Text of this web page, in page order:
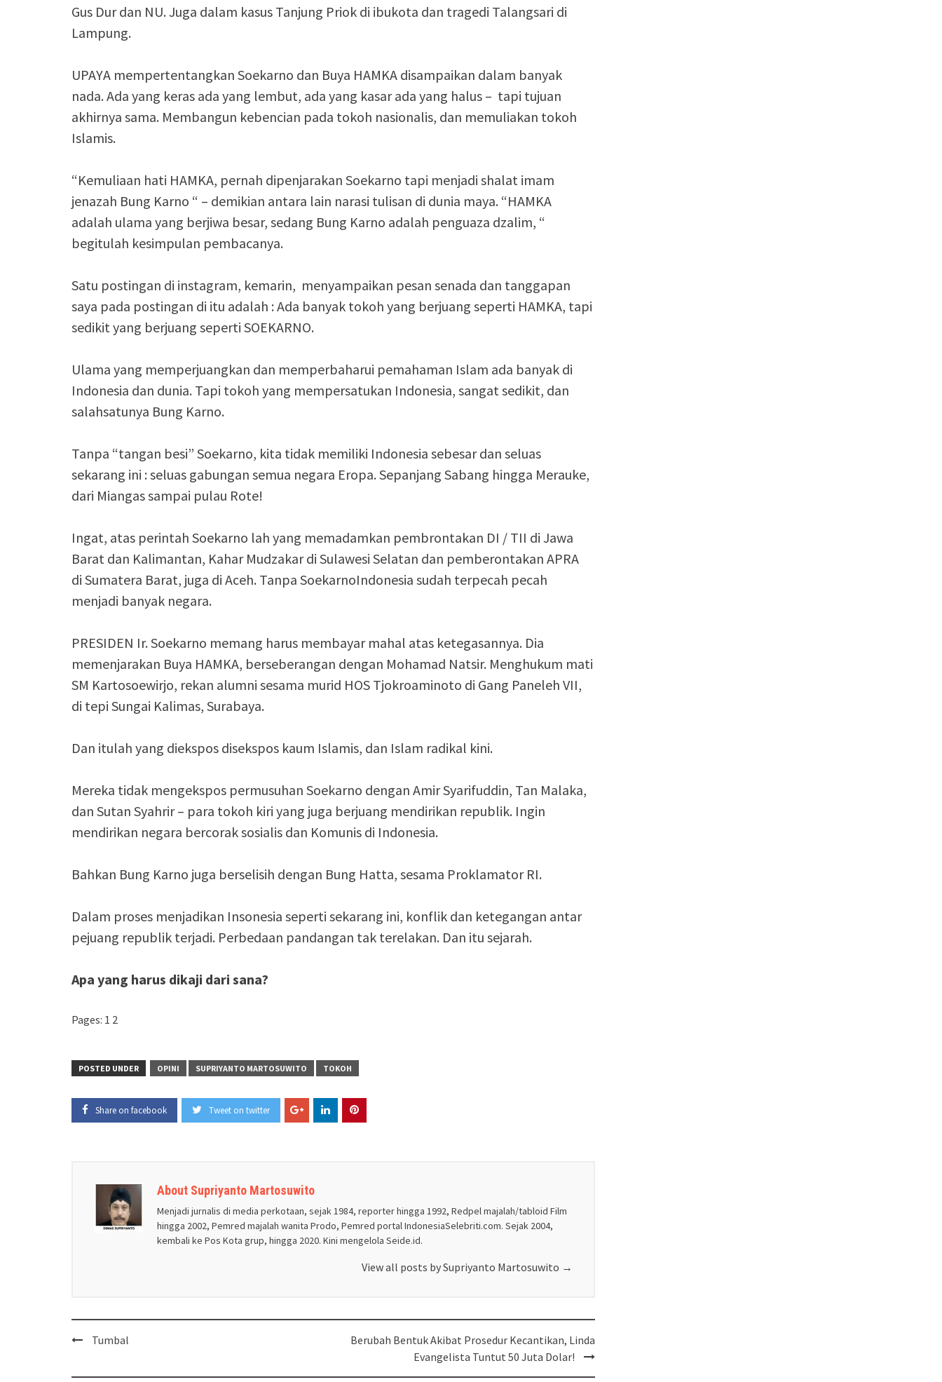
Gus Dur dan NU. Juga dalam kasus Tanjung Priok di ibukota dan tragedi Talangsari di
Lampung.
UPAYA mempertentangkan Soekarno dan Buya HAMKA disampaikan dalam banyak
nada. Ada yang keras ada yang lembut, ada yang kasar ada yang halus – tapi tujuan
akhirnya sama. Membangun kebencian pada tokoh nasionalis, dan memuliakan tokoh
Islamis.
“Kemuliaan hati HAMKA, pernah dipenjarakan Soekarno tapi menjadi shalat imam
jenazah Bung Karno “ – demikian antara lain narasi tulisan di dunia maya. “HAMKA
adalah ulama yang berjiwa besar, sedang Bung Karno adalah penguaza dzalim, “
begitulah kesimpulan pembacanya.
Satu postingan di instagram, kemarin, menyampaikan pesan senada dan tanggapan
saya pada postingan di itu adalah : Ada banyak tokoh yang berjuang seperti HAMKA, tapi
sedikit yang berjuang seperti SOEKARNO.
Ulama yang memperjuangkan dan memperbaharui pemahaman Islam ada banyak di
Indonesia dan dunia. Tapi tokoh yang mempersatukan Indonesia, sangat sedikit, dan
salahsatunya Bung Karno.
Tanpa “tangan besi” Soekarno, kita tidak memiliki Indonesia sebesar dan seluas
sekarang ini : seluas gabungan semua negara Eropa. Sepanjang Sabang hingga Merauke,
dari Miangas sampai pulau Rote!
Ingat, atas perintah Soekarno lah yang memadamkan pembrontakan DI / TII di Jawa
Barat dan Kalimantan, Kahar Mudzakar di Sulawesi Selatan dan pemberontakan APRA
di Sumatera Barat, juga di Aceh. Tanpa SoekarnoIndonesia sudah terpecah pecah
menjadi banyak negara.
PRESIDEN Ir. Soekarno memang harus membayar mahal atas ketegasannya. Dia
memenjarakan Buya HAMKA, berseberangan dengan Mohamad Natsir. Menghukum mati
SM Kartosoewirjo, rekan alumni sesama murid HOS Tjokroaminoto di Gang Paneleh VII,
di tepi Sungai Kalimas, Surabaya.
Dan itulah yang diekspos disekspos kaum Islamis, dan Islam radikal kini.
Mereka tidak mengekspos permusuhan Soekarno dengan Amir Syarifuddin, Tan Malaka,
dan Sutan Syahrir – para tokoh kiri yang juga berjuang mendirikan republik. Ingin
mendirikan negara bercorak sosialis dan Komunis di Indonesia.
Bahkan Bung Karno juga berselisih dengan Bung Hatta, sesama Proklamator RI.
Dalam proses menjadikan Insonesia seperti sekarang ini, konflik dan ketegangan antar
pejuang republik terjadi. Perbedaan pandangan tak terelakan. Dan itu sejarah.
Apa yang harus dikaji dari sana?
Pages: 1 2
POSTED UNDER OPINI SUPRIYANTO MARTOSUWITO TOKOH
Share on facebook Tweet on twitter
About Supriyanto Martosuwito
Menjadi jurnalis di media perkotaan, sejak 1984, reporter hingga 1992, Redpel majalah/tabloid Film
hingga 2002, Pemred majalah wanita Prodo, Pemred portal IndonesiaSelebriti.com. Sejak 2004,
kembali ke Pos Kota grup, hingga 2020. Kini mengelola Seide.id.
View all posts by Supriyanto Martosuwito →
PostTumbal
Berubah Bentuk Akibat Prosedur Kecantikan, Linda
Evangelista Tuntut 50 Juta Dolar!